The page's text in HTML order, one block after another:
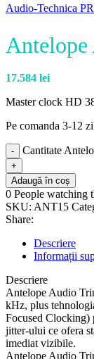
Audio-Technica
17.584 lei
Master clock HD
Pe comanda 3-12
Cantitate
Adaugă în coș
0 People watching
SKU: ANT15
Share:
Descriere
Informații
Descriere
Antelope Audio
kHz, plus
Focused Clocking)
jitter-ului ce ofera
imediat vizibile.
Antelope Audio